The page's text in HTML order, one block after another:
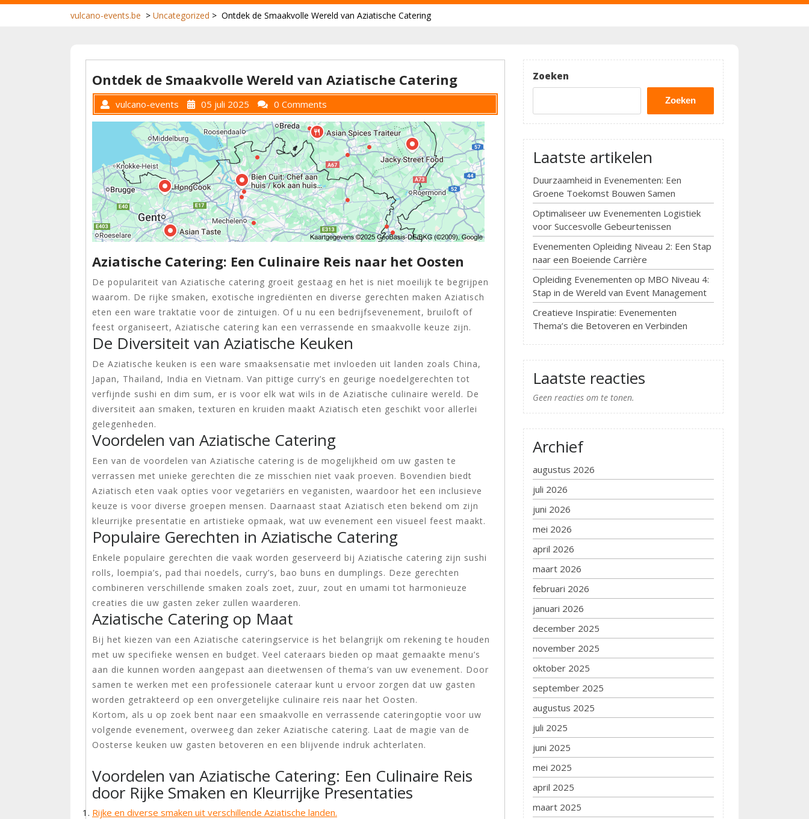
vulcano-events.be > Uncategorized > Ontdek de Smaakvolle Wereld van Aziatische Catering
Ontdek de Smaakvolle Wereld van Aziatische Catering
vulcano-events 05 juli 2025 0 Comments
Aziatische Catering: Een Culinaire Reis naar het Oosten
De populariteit van Aziatische catering groeit gestaag en het is niet moeilijk te begrijpen
waarom. De rijke smaken, exotische ingrediënten en diverse gerechten maken Aziatisch
eten een ware traktatie voor de zintuigen. Of u nu een bedrijfsevenement, bruiloft of
feest organiseert, Aziatische catering kan een verrassende en smaakvolle keuze zijn.
De Diversiteit van Aziatische Keuken
De Aziatische keuken is een ware smaaksensatie met invloeden uit landen zoals China,
Japan, Thailand, India en Vietnam. Van pittige curry’s en geurige noedelgerechten tot
verfijnde sushi en dim sum, er is voor elk wat wils in de Aziatische culinaire wereld. De
diversiteit aan smaken, texturen en kruiden maakt Aziatisch eten geschikt voor allerlei
gelegenheden.
Voordelen van Aziatische Catering
Een van de voordelen van Aziatische catering is de mogelijkheid om uw gasten te
verrassen met unieke gerechten die ze misschien niet vaak proeven. Bovendien biedt
Aziatisch eten vaak opties voor vegetariërs en veganisten, waardoor het een inclusieve
keuze is voor diverse groepen mensen. Daarnaast staat Aziatisch eten bekend om zijn
kleurrijke presentatie en artistieke opmaak, wat uw evenement een visueel feest maakt.
Populaire Gerechten in Aziatische Catering
Enkele populaire gerechten die vaak worden geserveerd bij Aziatische catering zijn sushi
rolls, loempia’s, pad thai noedels, curry’s, bao buns en dumplings. Deze gerechten
combineren verschillende smaken zoals zoet, zuur, zout en umami tot harmonieuze
creaties die uw gasten zeker zullen waarderen.
Aziatische Catering op Maat
Bij het kiezen van een Aziatische cateringservice is het belangrijk om rekening te houden
met uw specifieke wensen en budget. Veel cateraars bieden op maat gemaakte menu’s
aan die kunnen worden aangepast aan dieetwensen of thema’s van uw evenement. Door
samen te werken met een professionele cateraar kunt u ervoor zorgen dat uw gasten
worden getrakteerd op een onvergetelijke culinaire reis naar het Oosten.
Kortom, als u op zoek bent naar een smaakvolle en verrassende cateringoptie voor uw
volgende evenement, overweeg dan zeker Aziatische catering. Laat de magie van de
Oosterse keuken uw gasten betoveren en een blijvende indruk achterlaten.
Voordelen van Aziatische Catering: Een Culinaire Reis
door Rijke Smaken en Kleurrijke Presentaties
Rijke en diverse smaken uit verschillende Aziatische landen.
Zoeken
Zoeken
Laatste artikelen
Duurzaamheid in Evenementen: Een
Groene Toekomst Bouwen Samen
Optimaliseer uw Evenementen Logistiek
voor Succesvolle Gebeurtenissen
Evenementen Opleiding Niveau 2: Een Stap
naar een Boeiende Carrière
Opleiding Evenementen op MBO Niveau 4:
Stap in de Wereld van Event Management
Creatieve Inspiratie: Evenementen
Thema’s die Betoveren en Verbinden
Laatste reacties
Geen reacties om te tonen.
Archief
augustus 2026
juli 2026
juni 2026
mei 2026
april 2026
maart 2026
februari 2026
januari 2026
december 2025
november 2025
oktober 2025
september 2025
augustus 2025
juli 2025
juni 2025
mei 2025
april 2025
maart 2025